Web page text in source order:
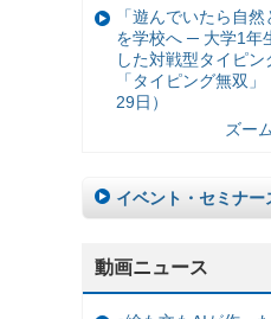
「遊んでいたら自然
を学校へ ─ 大学1年
した対戦型タイピン
「タイピング無双
29日）
ズー
イベント・セミナー
動画ニュース